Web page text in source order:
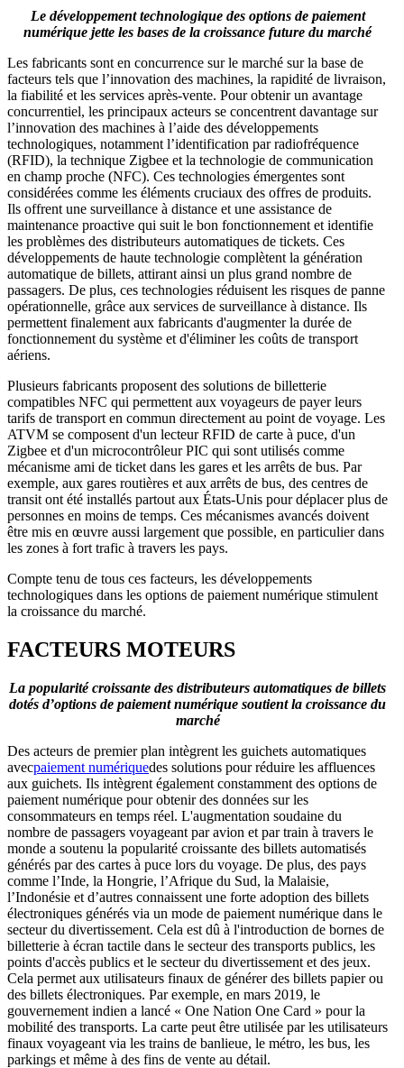
Le développement technologique des options de paiement
numérique jette les bases de la croissance future du marché
Les fabricants sont en concurrence sur le marché sur la base de
facteurs tels que l’innovation des machines, la rapidité de livraison,
la fiabilité et les services après-vente. Pour obtenir un avantage
concurrentiel, les principaux acteurs se concentrent davantage sur
l’innovation des machines à l’aide des développements
technologiques, notamment l’identification par radiofréquence
(RFID), la technique Zigbee et la technologie de communication
en champ proche (NFC). Ces technologies émergentes sont
considérées comme les éléments cruciaux des offres de produits.
Ils offrent une surveillance à distance et une assistance de
maintenance proactive qui suit le bon fonctionnement et identifie
les problèmes des distributeurs automatiques de tickets. Ces
développements de haute technologie complètent la génération
automatique de billets, attirant ainsi un plus grand nombre de
passagers. De plus, ces technologies réduisent les risques de panne
opérationnelle, grâce aux services de surveillance à distance. Ils
permettent finalement aux fabricants d'augmenter la durée de
fonctionnement du système et d'éliminer les coûts de transport
aériens.
Plusieurs fabricants proposent des solutions de billetterie
compatibles NFC qui permettent aux voyageurs de payer leurs
tarifs de transport en commun directement au point de voyage. Les
ATVM se composent d'un lecteur RFID de carte à puce, d'un
Zigbee et d'un microcontrôleur PIC qui sont utilisés comme
mécanisme ami de ticket dans les gares et les arrêts de bus. Par
exemple, aux gares routières et aux arrêts de bus, des centres de
transit ont été installés partout aux États-Unis pour déplacer plus de
personnes en moins de temps. Ces mécanismes avancés doivent
être mis en œuvre aussi largement que possible, en particulier dans
les zones à fort trafic à travers les pays.
Compte tenu de tous ces facteurs, les développements
technologiques dans les options de paiement numérique stimulent
la croissance du marché.
FACTEURS MOTEURS
La popularité croissante des distributeurs automatiques de billets
dotés d’options de paiement numérique soutient la croissance du
marché
Des acteurs de premier plan intègrent les guichets automatiques
avecpaiement numériquedes solutions pour réduire les affluences
aux guichets. Ils intègrent également constamment des options de
paiement numérique pour obtenir des données sur les
consommateurs en temps réel. L'augmentation soudaine du
nombre de passagers voyageant par avion et par train à travers le
monde a soutenu la popularité croissante des billets automatisés
générés par des cartes à puce lors du voyage. De plus, des pays
comme l’Inde, la Hongrie, l’Afrique du Sud, la Malaisie,
l’Indonésie et d’autres connaissent une forte adoption des billets
électroniques générés via un mode de paiement numérique dans le
secteur du divertissement. Cela est dû à l'introduction de bornes de
billetterie à écran tactile dans le secteur des transports publics, les
points d'accès publics et le secteur du divertissement et des jeux.
Cela permet aux utilisateurs finaux de générer des billets papier ou
des billets électroniques. Par exemple, en mars 2019, le
gouvernement indien a lancé « One Nation One Card » pour la
mobilité des transports. La carte peut être utilisée par les utilisateurs
finaux voyageant via les trains de banlieue, le métro, les bus, les
parkings et même à des fins de vente au détail.